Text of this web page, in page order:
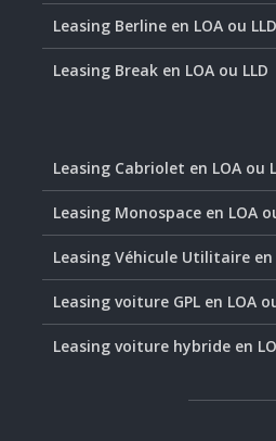
Leasing Berline en LOA ou LLD
Leasing Break en LOA ou LLD
Leasing Cabriolet en LOA ou
Leasing Monospace en LOA
Leasing Véhicule Utilitaire en
Leasing voiture GPL en LOA
Leasing voiture hybride en